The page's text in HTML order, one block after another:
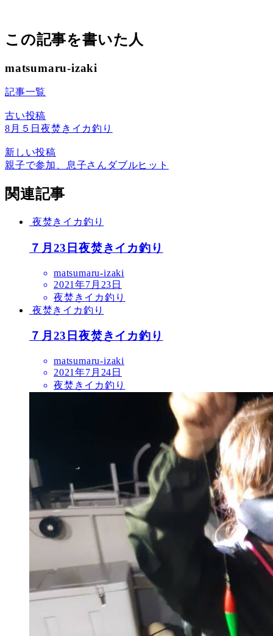
ー
この記事を書いた人
matsumaru-izaki
記事一覧
古い投稿
8月５日夜焚きイカ釣り
新しい投稿
親子で参加、息子さんダブルヒット
関連記事
夜焚きイカ釣り
７月23日夜焚きイカ釣り
matsumaru-izaki
2021年7月23日
夜焚きイカ釣り
夜焚きイカ釣り
７月23日夜焚きイカ釣り
matsumaru-izaki
2021年7月24日
夜焚きイカ釣り